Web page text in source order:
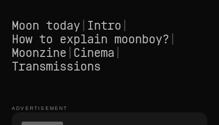
Moon today Intro
How to explain moonboy?
Moonzine Cinema
Transmissions
ADVERTISEMENT